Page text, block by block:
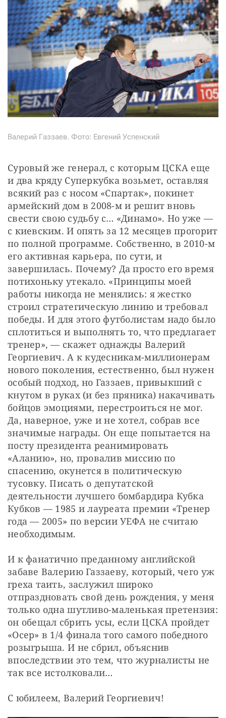
Валерий Газзаев. Фото: Евгений Успенский
Суровый же генерал, с которым ЦСКА еще
и два кряду Суперкубка возьмет, оставляя
всякий раз с носом «Спартак», покинет
армейский дом в 2008-м и решит вновь
свести свою судьбу с… «Динамо». Но уже —
с киевским. И опять за 12 месяцев прогорит
по полной программе. Собственно, в 2010-м
его активная карьера, по сути, и
завершилась. Почему? Да просто его время
потихоньку утекало. «Принципы моей
работы никогда не менялись: я жестко
строил стратегическую линию и требовал
победы. И для этого футболистам надо было
сплотиться и выполнять то, что предлагает
тренер», — скажет однажды Валерий
Георгиевич. А к кудесникам-миллионерам
нового поколения, естественно, был нужен
особый подход, но Газзаев, привыкший с
кнутом в руках (и без пряника) накачивать
бойцов эмоциями, перестроиться не мог.
Да, наверное, уже и не хотел, собрав все
значимые награды. Он еще попытается на
посту президента реанимировать
«Аланию», но, провалив миссию по
спасению, окунется в политическую
тусовку. Писать о депутатской
деятельности лучшего бомбардира Кубка
Кубков — 1985 и лауреата премии «Тренер
года — 2005» по версии УЕФА не считаю
необходимым.
И к фанатично преданному английской
забаве Валерию Газзаеву, который, чего уж
греха таить, заслужил широко
отпраздновать свой день рождения, у меня
только одна шутливо-маленькая претензия:
он обещал сбрить усы, если ЦСКА пройдет
«Осер» в 1/4 финала того самого победного
розыгрыша. И не сбрил, объяснив
впоследствии это тем, что журналисты не
так все истолковали…
С юбилеем, Валерий Георгиевич!